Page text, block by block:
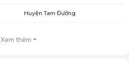
Huyện Tam Đường
Xem thêm